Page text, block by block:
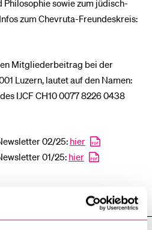
Philosophie sowie zum jüdisch-
zum Chevruta-Freundeskreis:
Mitgliederbeitrag bei der
Luzern, lautet auf den Namen:
IJCF CH10 0077 8226 0438
02/25:hier
01/25:hier